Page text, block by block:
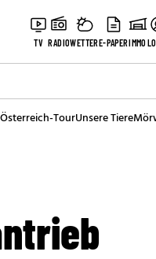
TV RADIOWETTERE-PAPERIMMO
Österreich-TourUnsere Tiere